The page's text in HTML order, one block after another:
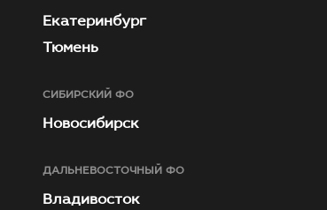
Екатеринбург
Тюмень
СИБИРСКИЙ ФО
Новосибирск
ДАЛЬНЕВОСТОЧНЫЙ ФО
Владивосток